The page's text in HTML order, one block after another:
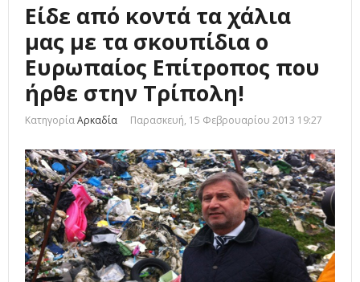
Είδε από κοντά τα χάλια
μας με τα σκουπίδια ο
Ευρωπαίος Επίτροπος που
ήρθε στην Τρίπολη!
ΚατηγορίαΑρκαδία Παρασκευή, 15 Φεβρουαρίου 2013 19:27